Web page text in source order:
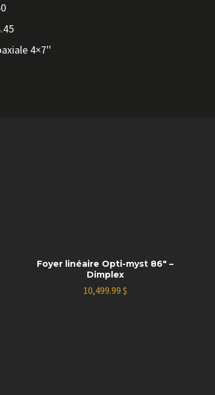
4×7''
Foyer linéaire Opti-myst 86″ –
Dimplex
10,499.99$